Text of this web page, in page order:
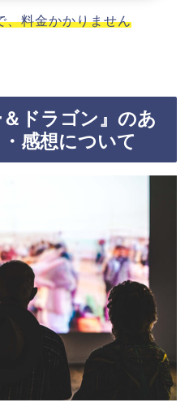
料金かかりません
ドラゴン』のあ
感想について